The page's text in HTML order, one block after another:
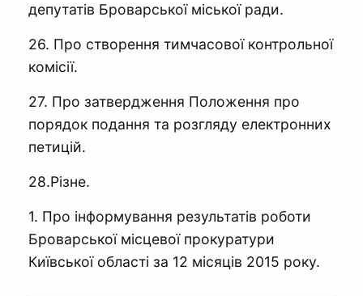
депутатів Броварської міської ради.
26. Про створення тимчасової контрольної
комісії.
27. Про затвердження Положення про
порядок подання та розгляду електронних
петицій.
28.Різне.
1. Про інформування результатів роботи
Броварської місцевої прокуратури
Київської області за 12 місяців 2015 року.